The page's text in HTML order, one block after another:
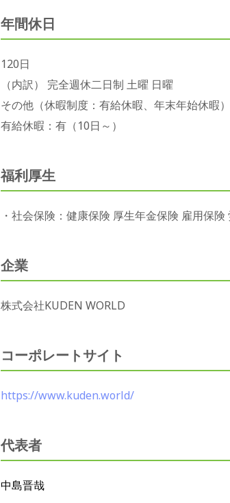
年間休日
120日
（内訳） 完全週休二日制 土曜 日曜
その他（休暇制度：有給休暇、年末年始休暇）
有給休暇：有（10日～）
福利厚生
・社会保険：健康保険 厚生年金保険 雇用保険
企業
株式会社KUDEN WORLD
コーポレートサイト
https://www.kuden.world/
代表者
中島晋哉